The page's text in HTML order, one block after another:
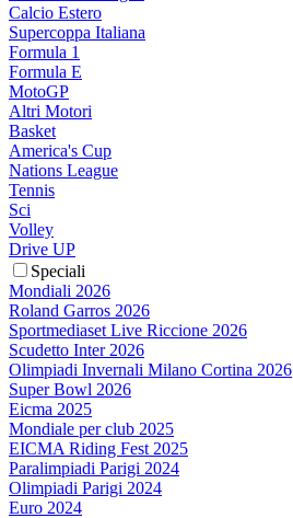
Calcio Estero
Supercoppa Italiana
Formula 1
Formula E
MotoGP
Altri Motori
Basket
America's Cup
Nations League
Tennis
Sci
Volley
Drive UP
Speciali
Mondiali 2026
Roland Garros 2026
Sportmediaset Live Riccione 2026
Scudetto Inter 2026
Olimpiadi Invernali Milano Cortina 2026
Super Bowl 2026
Eicma 2025
Mondiale per club 2025
EICMA Riding Fest 2025
Paralimpiadi Parigi 2024
Olimpiadi Parigi 2024
Euro 2024